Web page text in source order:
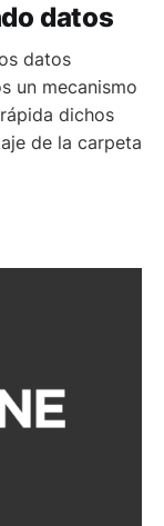
datos
datos
un mecanismo
dichos
de la carpeta